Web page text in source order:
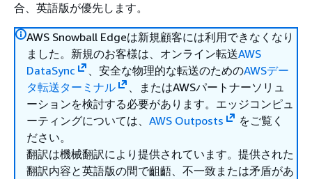
合、英語版が優先します。
AWS Snowball Edgeは新規顧客には利用できなくなり
ました。新規のお客様は、オンライン転送AWS
DataSync
、安全な物理的な転送のためのAWSデー
タ転送ターミナル
、またはAWSパートナーソリュ
ーションを検討する必要があります。エッジコンピュ
ーティングについては、 AWS Outposts
をご覧く
ださい。
翻訳は機械翻訳により提供されています。提供された
翻訳内容と英語版の間で齟齬、不一致または矛盾があ